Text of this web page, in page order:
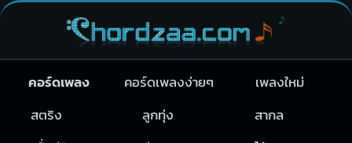
คอร์ดเพลง คอร์ดเพลงง่ายๆ
เพลงใหม่
สตริง
ลูกทุ่ง
สากล